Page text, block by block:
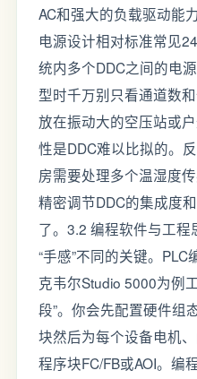
AC和强大的负载驱动能
电源设计相对标准常见
统内多个DDC之间的电
型时千万别只看通道数
放在振动大的空压站或
性是DDC难以比拟的。
房需要处理多个温湿度
精密调节DDC的集成度
了。3.2 编程软件与工
“手感”不同的关键。PLC
克韦尔Studio 5000为例
段”。你会先配置硬件组
块然后为每个设备电机
程序块FC/FB或AOI。编